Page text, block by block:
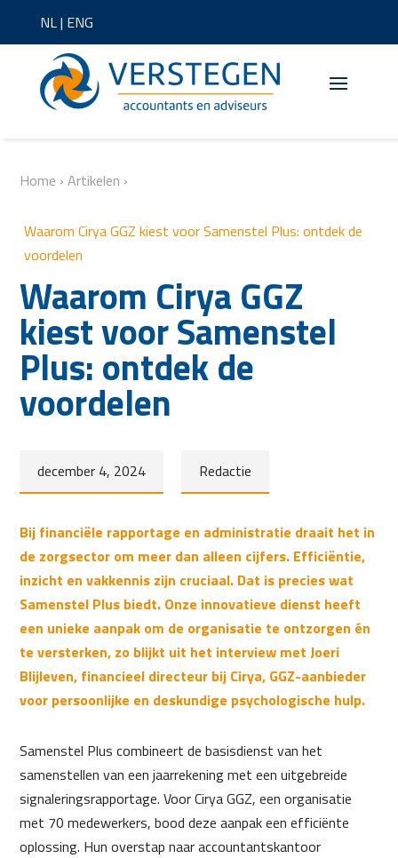
NL| ENG
Home ›Artikelen ›
Waarom Cirya GGZ kiest voor Samenstel Plus: ontdek de
voordelen
Waarom Cirya GGZ
kiest voor Samenstel
Plus: ontdek de
voordelen
december 4, 2024 Redactie
Bij financiële rapportage en administratie draait het in
de zorgsector om meer dan alleen cijfers. Efficiëntie,
inzicht en vakkennis zijn cruciaal. Dat is precies wat
Samenstel Plus biedt. Onze innovatieve dienst heeft
een unieke aanpak om de organisatie te ontzorgen én
te versterken, zo blijkt uit het interview met Joeri
Blijleven, financieel directeur bij Cirya, GGZ-aanbieder
voor persoonlijke en deskundige psychologische hulp.
Samenstel Plus combineert de basisdienst van het
samenstellen van een jaarrekening met een uitgebreide
signaleringsrapportage. Voor Cirya GGZ, een organisatie
met 70 medewerkers, bood deze aanpak een efficiënte
oplossing. Hun overstap naar accountantskantoor